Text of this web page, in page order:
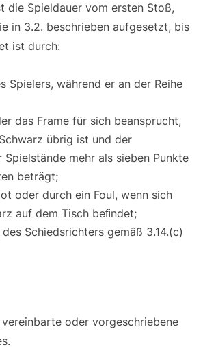
die Spieldauer vom ersten Stoß,
in 3.2. beschrieben aufgesetzt, bis
ist durch:
Spielers, während er an der Reihe
das Frame für sich beansprucht,
übrig ist und der
Spielstände mehr als sieben Punkte
beträgt;
oder durch ein Foul, wenn sich
auf dem Tisch beﬁndet;
Schiedsrichters gemäß 3.14.(c)
vereinbarte oder vorgeschriebene